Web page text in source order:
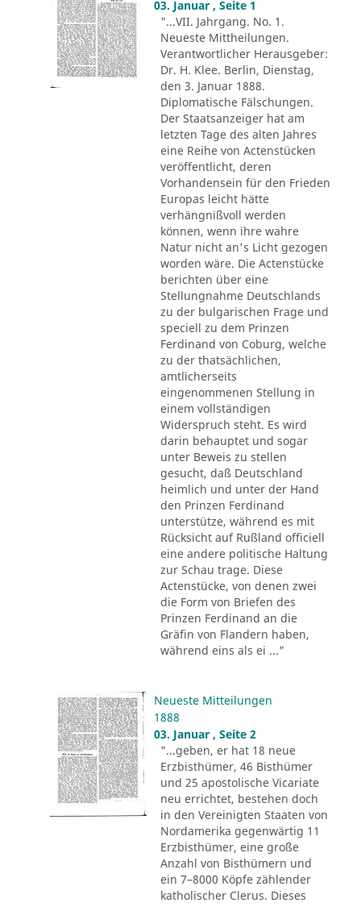
03. Januar , Seite 1
"...VII. Jahrgang. No. 1.
Neueste Mittheilungen.
Verantwortlicher Herausgeber:
Dr. H. Klee. Berlin, Dienstag,
den 3. Januar 1888.
Diplomatische Fälschungen.
Der Staatsanzeiger hat am
letzten Tage des alten Jahres
eine Reihe von Actenstücken
veröffentlicht, deren
Vorhandensein für den Frieden
Europas leicht hätte
verhängnißvoll werden
können, wenn ihre wahre
Natur nicht an's Licht gezogen
worden wäre. Die Actenstücke
berichten über eine
Stellungnahme Deutschlands
zu der bulgarischen Frage und
speciell zu dem Prinzen
Ferdinand von Coburg, welche
zu der thatsächlichen,
amtlicherseits
eingenommenen Stellung in
einem vollständigen
Widerspruch steht. Es wird
darin behauptet und sogar
unter Beweis zu stellen
gesucht, daß Deutschland
heimlich und unter der Hand
den Prinzen Ferdinand
unterstütze, während es mit
Rücksicht auf Rußland officiell
eine andere politische Haltung
zur Schau trage. Diese
Actenstücke, von denen zwei
die Form von Briefen des
Prinzen Ferdinand an die
Gräfin von Flandern haben,
während eins als ei ..."
Neueste Mitteilungen
1888
03. Januar , Seite 2
"...geben, er hat 18 neue
Erzbisthümer, 46 Bisthümer
und 25 apostolische Vicariate
neu errichtet, bestehen doch
in den Vereinigten Staaten von
Nordamerika gegenwärtig 11
Erzbisthümer, eine große
Anzahl von Bisthümern und
ein 7–8000 Köpfe zählender
katholischer Clerus. Dieses